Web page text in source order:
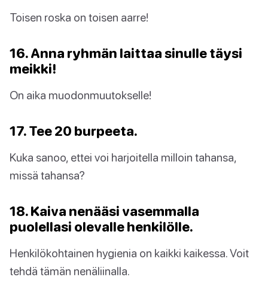
Toisen roska on toisen aarre!
16. Anna ryhmän laittaa sinulle täysi
meikki!
On aika muodonmuutokselle!
17. Tee 20 burpeeta.
Kuka sanoo, ettei voi harjoitella milloin tahansa,
missä tahansa?
18. Kaiva nenääsi vasemmalla
puolellasi olevalle henkilölle.
Henkilökohtainen hygienia on kaikki kaikessa. Voit
tehdä tämän nenäliinalla.